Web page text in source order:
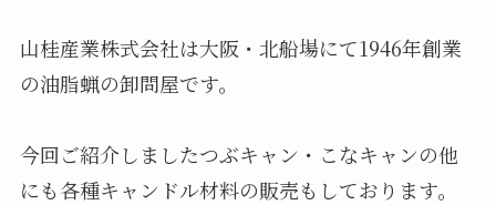
山桂産業株式会社は大阪・北船場にて1946年創業
の油脂蝋の卸問屋です。
今回ご紹介しましたつぶキャン・こなキャンの他
にも各種キャンドル材料の販売もしております。